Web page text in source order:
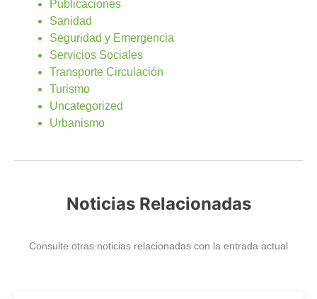
Publicaciones
Sanidad
Seguridad y Emergencia
Servicios Sociales
Transporte Circulación
Turismo
Uncategorized
Urbanismo
Noticias Relacionadas
Consulte otras noticias relacionadas con la entrada actual